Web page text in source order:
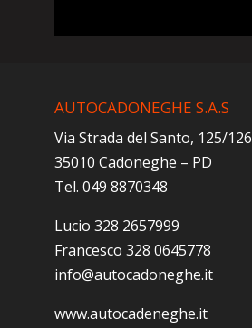
AUTOCADONEGHE S.A.S
Via Strada del Santo, 125/126
35010 Cadoneghe – PD
Tel. 049 8870348
Lucio 328 2657999
Francesco 328 0645778
info@autocadoneghe.it
www.autocadeneghe.it